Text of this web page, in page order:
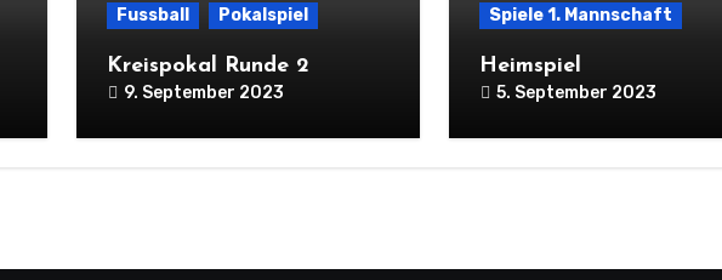
Fussball Pokalspiel
Kreispokal Runde 2
9. September 2023
Spiele 1. Mannschaft
Heimspiel
5. September 2023